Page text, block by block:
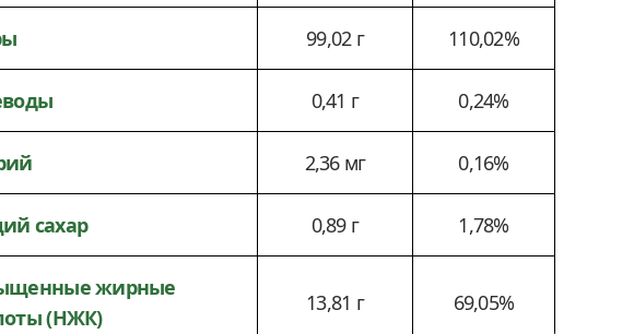
99,02 г 110,02%
0,41 г 0,24%
2,36 мг 0,16%
сахар 0,89 г 1,78%
жирные
(НЖК)
13,81 г 69,05%